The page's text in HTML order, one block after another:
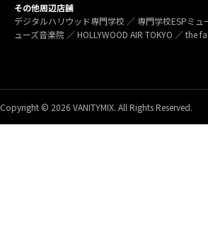
その他周辺店舗
デジタルハリウッド専門学校 ／ 専門学校ESPミュ
ューズ音楽院 ／ HOLLYWOOD AIR TOKYO ／ the
Copyright © 2026 VANITYMIX. All Rights Reserved.